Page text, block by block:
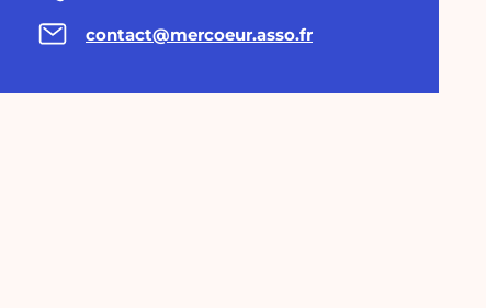
contact@mercoeur.asso.fr